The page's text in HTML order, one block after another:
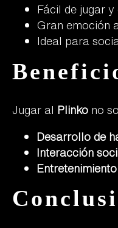
Fácil de jugar y
Gran emoción
Ideal para
Jugar al Plinko no
Desarrollo de
Interacción